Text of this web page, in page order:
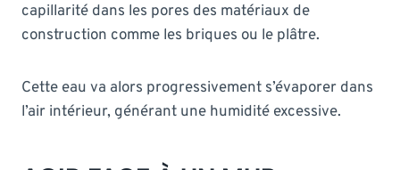
capillarité dans les pores des matériaux de
construction comme les briques ou le plâtre.
Cette eau va alors progressivement s’évaporer dans
l’air intérieur, générant une humidité excessive.